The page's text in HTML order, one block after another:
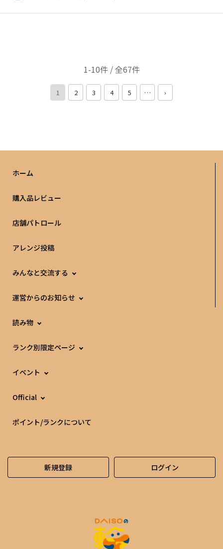
1-10件 / 全67件
1 2 3 4 5 … ›
ホーム
購入品レビュー
店舗パトロール
アレンジ投稿
みんなと交流する
運営からのお知らせ
読み物
ランク別限定ページ
イベント
Official
ポイント/ランクについて
新規登録 ログイン